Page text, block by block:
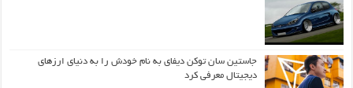
جاستین سان توکن دیفای به نام خودش را به دنیای ارزهای
دیجیتال معرفی کرد